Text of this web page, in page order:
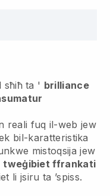
sħiħ ta ' brilliance
reali fuq il-web jew
bil-karatteristika
mistoqsija jew
tweġibiet ffrankati
li jsiru ta ’spiss.